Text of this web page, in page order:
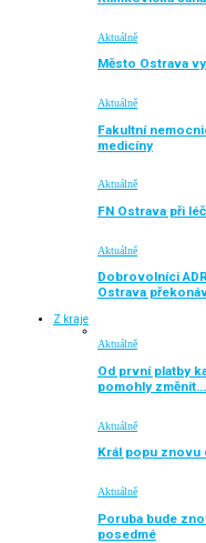
Aktuálně
Město Ostrava
Aktuálně
Fakultní
medicíny
Aktuálně
FN Ostrava při
Aktuálně
Dobrovolníci
Ostrava
Z kraje
Aktuálně
Od první platby
pomohly změnit…
Aktuálně
Král popu znovu
Aktuálně
Poruba bude
posedmé